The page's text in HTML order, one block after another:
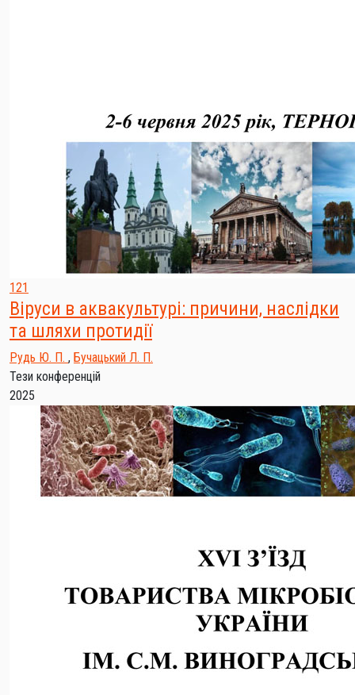
121
Віруси в аквакультурі: причини, наслідки
та шляхи протидії
Рудь Ю. П. , Бучацький Л. П.
Тези конференцій
2025